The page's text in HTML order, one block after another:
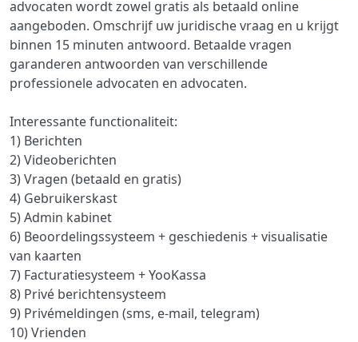
advocaten wordt zowel gratis als betaald online
aangeboden. Omschrijf uw juridische vraag en u krijgt
binnen 15 minuten antwoord. Betaalde vragen
garanderen antwoorden van verschillende
professionele advocaten en advocaten.
Interessante functionaliteit:
1) Berichten
2) Videoberichten
3) Vragen (betaald en gratis)
4) Gebruikerskast
5) Admin kabinet
6) Beoordelingssysteem + geschiedenis + visualisatie
van kaarten
7) Facturatiesysteem + YooKassa
8) Privé berichtensysteem
9) Privémeldingen (sms, e-mail, telegram)
10) Vrienden